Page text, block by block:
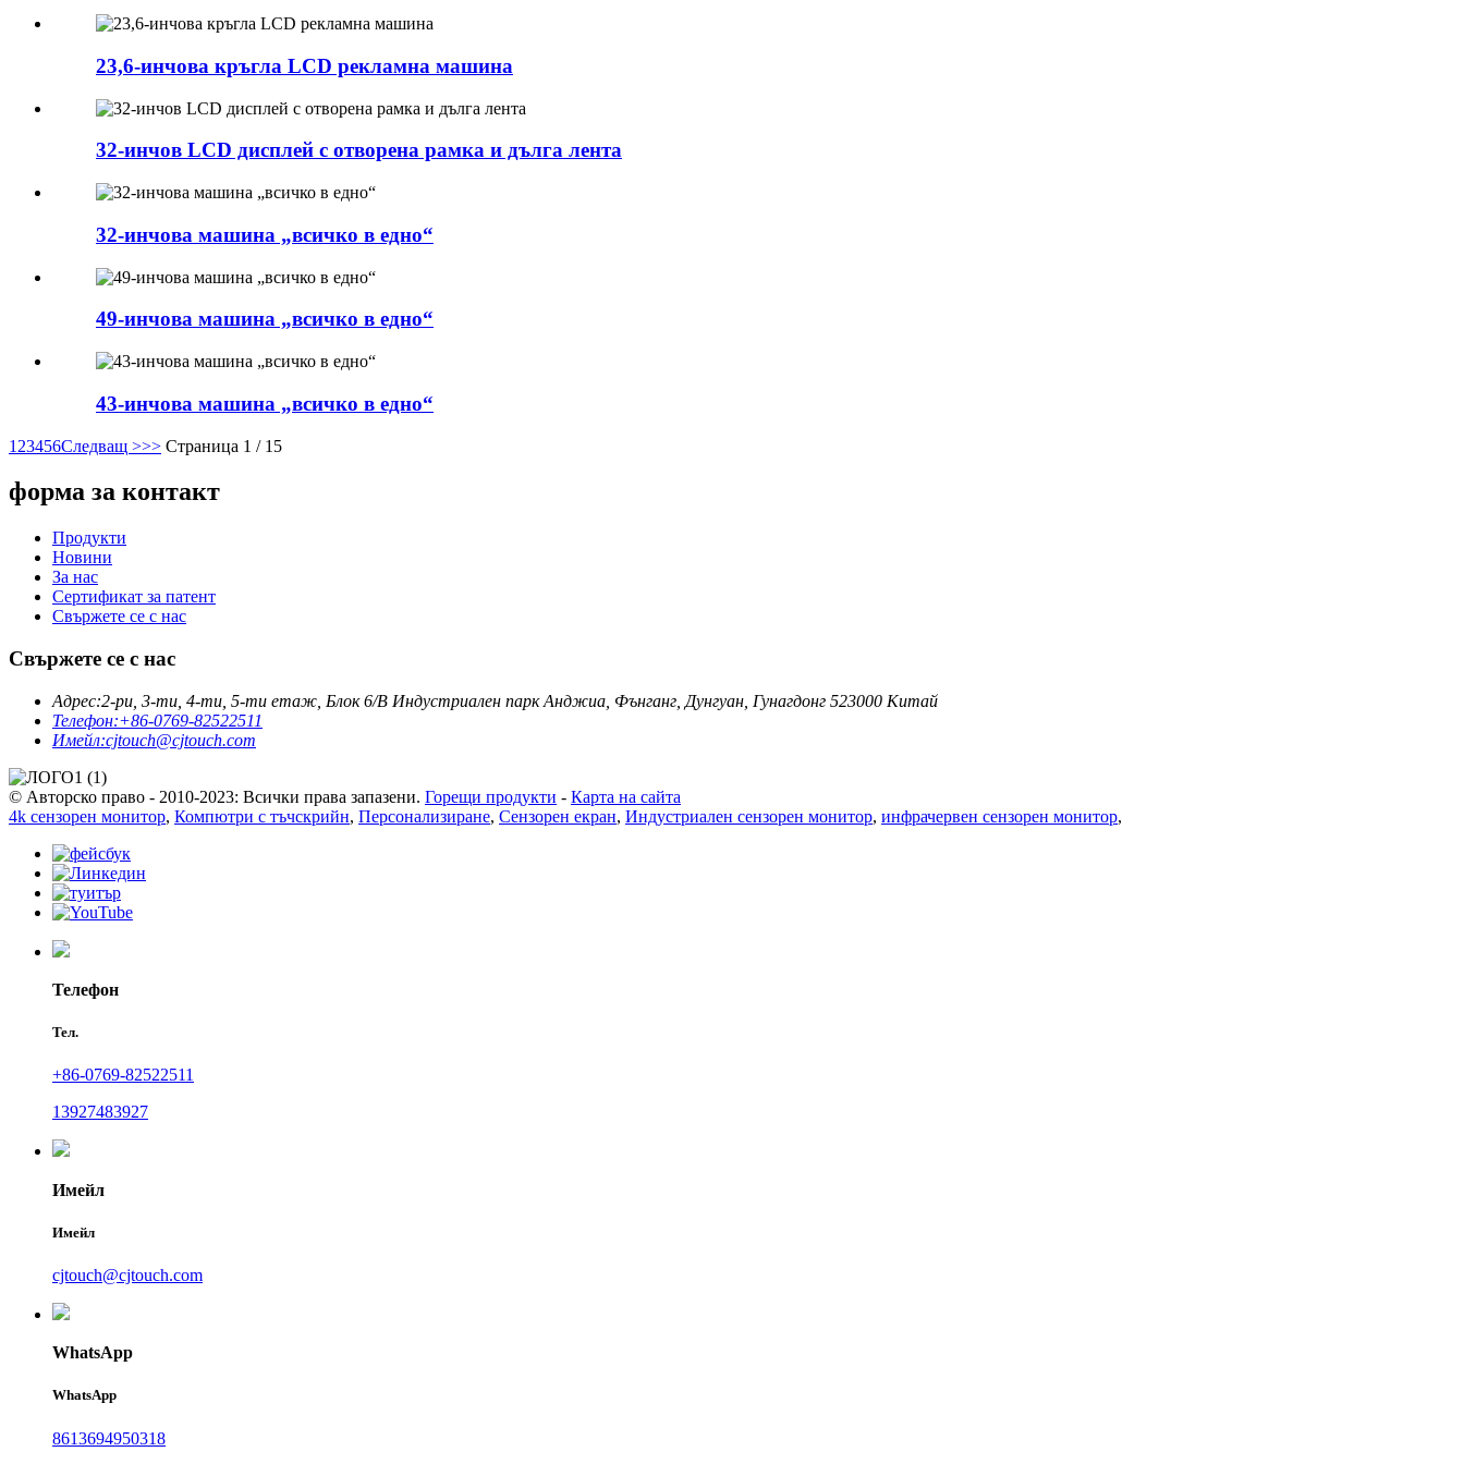
23,6-инчова кръгла LCD рекламна машина
32-инчов LCD дисплей с отворена рамка и дълга лента
32-инчова машина „всичко в едно“
49-инчова машина „всичко в едно“
43-инчова машина „всичко в едно“
1 23456Следващ >>> Страница 1 / 15
форма за контакт
Продукти
Новини
За нас
Сертификат за патент
Свържете се с нас
Свържете се с нас
Адрес:2-ри, 3-ти, 4-ти, 5-ти етаж, Блок 6/B Индустриален парк Анджиа, Фънганг, Дунгуан, Гунагдонг 523000 Китай
Телефон:+86-0769-82522511
Имейл:cjtouch@cjtouch.com
© Авторско право - 2010-2023: Всички права запазени. Горещи продукти - Карта на сайта
4k сензорен монитор, Компютри с тъчскрийн, Персонализиране, Сензорен екран, Индустриален сензорен монитор, инфрачервен сензорен монитор,
Телефон
Тел.
+86-0769-82522511
13927483927
Имейл
Имейл
cjtouch@cjtouch.com
WhatsApp
WhatsApp
8613694950318